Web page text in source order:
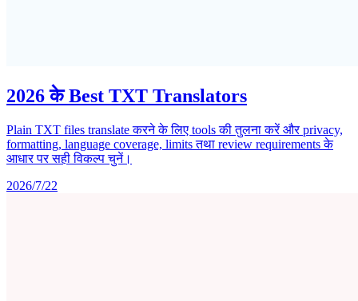
2026 के Best TXT Translators
Plain TXT files translate करने के लिए tools की तुलना करें और privacy,
formatting, language coverage, limits तथा review requirements के
आधार पर सही विकल्प चुनें।
2026/7/22